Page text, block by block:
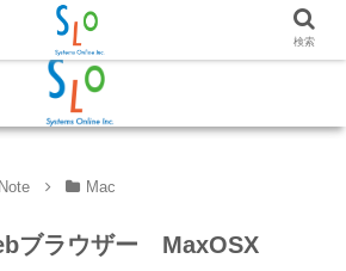
Mac
ブラウザー MaxOSX
検索